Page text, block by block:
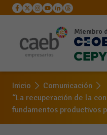
Miembro
Inicio
Comunicación
“La recuperación de la
fundamentos productivos